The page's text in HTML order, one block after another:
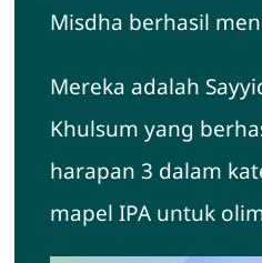
Misdha berhasil
Mereka adalah
Khulsum yang
harapan 3 dalam
mapel IPA untuk